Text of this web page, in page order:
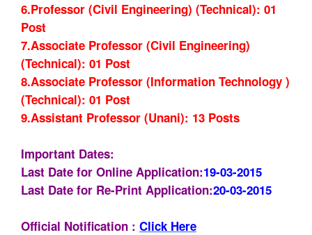
6.Professor (Civil Engineering) (Technical): 01
Post
7.Associate Professor (Civil Engineering)
(Technical): 01 Post
8.Associate Professor (Information Technology )
(Technical): 01 Post
9.Assistant Professor (Unani): 13 Posts
Important Dates:
Last Date for Online Application:19-03-2015
Last Date for Re-Print Application:20-03-2015
Official Notification : Click Here